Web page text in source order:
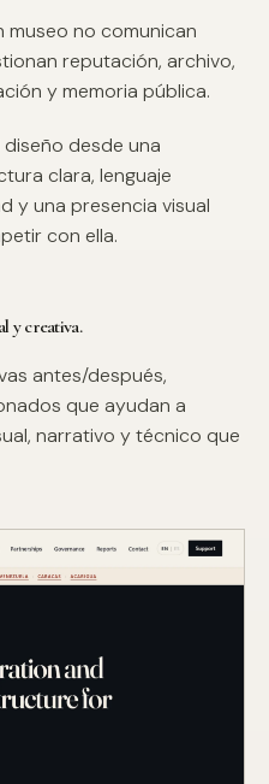
museo no comunican
reputación, archivo,
y memoria pública.
desde una
clara, lenguaje
y una presencia visual
con ella.
y creativa.
antes/después,
que ayudan a
narrativo y técnico que